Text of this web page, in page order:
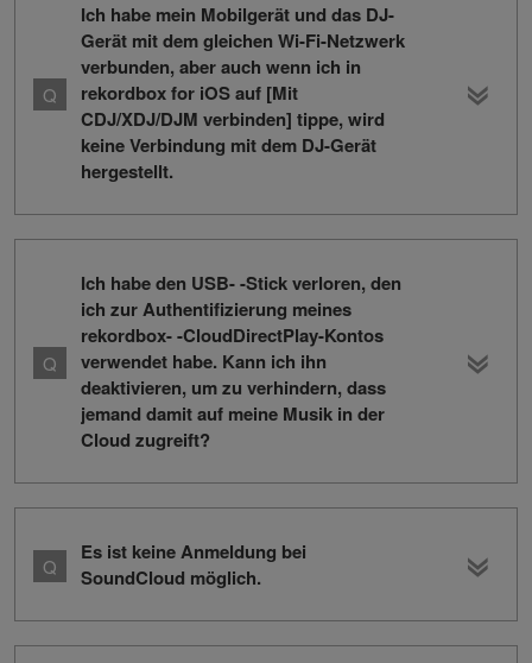
Ich habe mein Mobilgerät und das DJ-
Gerät mit dem gleichen Wi-Fi-Netzwerk
verbunden, aber auch wenn ich in
rekordbox for iOS auf [Mit
CDJ/XDJ/DJM verbinden] tippe, wird
keine Verbindung mit dem DJ-Gerät
hergestellt.
Ich habe den USB- -Stick verloren, den
ich zur Authentifizierung meines
rekordbox- -CloudDirectPlay-Kontos
verwendet habe. Kann ich ihn
deaktivieren, um zu verhindern, dass
jemand damit auf meine Musik in der
Cloud zugreift?
Es ist keine Anmeldung bei
SoundCloud möglich.